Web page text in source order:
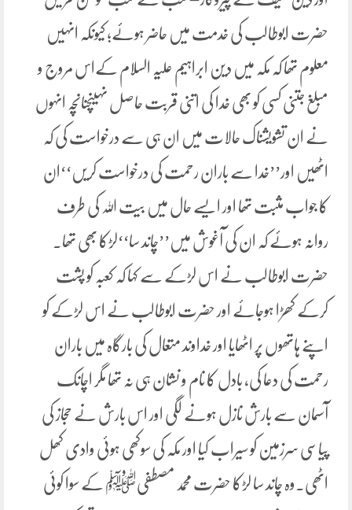
حضرت ابوطالب کی خدمت میں حاضر ہوئے؛ کیونکہ انہیں
معلوم تھا کہ مکہ میں دین ابراہیم علیہ السلام کےاس مروج و
مبلغ جتنی کسی کو بھی خدا کی اتنی قربت حاصل نہیںچنانچہ انہوں
نے ان تشویشناک حالات میں ان ہی سے درخواست کی کہ
اٹھیں اور’’خدا سے باران رحمت کی درخواست کریں‘‘ان
کا جواب مثبت تھا اور ایسے حال میں بیت اللہ کی طرف
روانہ ہوئے کہ ان کی آغوش میں’’چاند سا‘‘لڑکا بھی تھا۔
حضرت ابوطالب نے اس لڑکے سے کہا کہ کعبہ کو پشت
کرکے کھڑا ہوجائے اور حضرت ابوطالب نے اس لڑکے کو
اپنے ہاتھوں پر اٹھایا اور خداوند متعال کی بارگاہ میں باران
رحمت کی دعا کی، بادل کا نام و نشان ہی نہ تھا مگر اچانک
آسمان سے بارش نازل ہونے لگی اور اس بارش نے حجاز کی
پیاسی سرزمین کو سیراب کیا اور مکہ کی سوکھی ہوئی وادی کھل
اٹھی۔وہ چاند سا لڑکا حضرت محمد مصطفیﷺ کے سوا کوئی